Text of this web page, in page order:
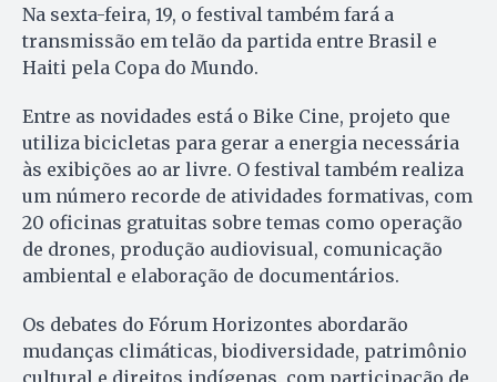
Na sexta-feira, 19, o festival também fará a
transmissão em telão da partida entre Brasil e
Haiti pela Copa do Mundo.
Entre as novidades está o Bike Cine, projeto que
utiliza bicicletas para gerar a energia necessária
às exibições ao ar livre. O festival também realiza
um número recorde de atividades formativas, com
20 oficinas gratuitas sobre temas como operação
de drones, produção audiovisual, comunicação
ambiental e elaboração de documentários.
Os debates do Fórum Horizontes abordarão
mudanças climáticas, biodiversidade, patrimônio